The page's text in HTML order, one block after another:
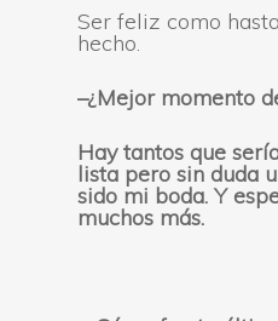
Ser feliz como
hecho.
–¿Mejor momento
Hay tantos que
lista pero sin duda
sido mi boda. Y
muchos más.